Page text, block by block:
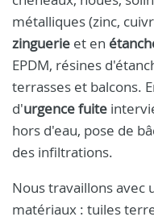
métalliques (zinc,
zinguerie et en
EPDM, résines
terrasses et balcons.
d'urgence fuite
hors d'eau, pose de
des infiltrations.
Nous travaillons avec
matériaux : tuiles